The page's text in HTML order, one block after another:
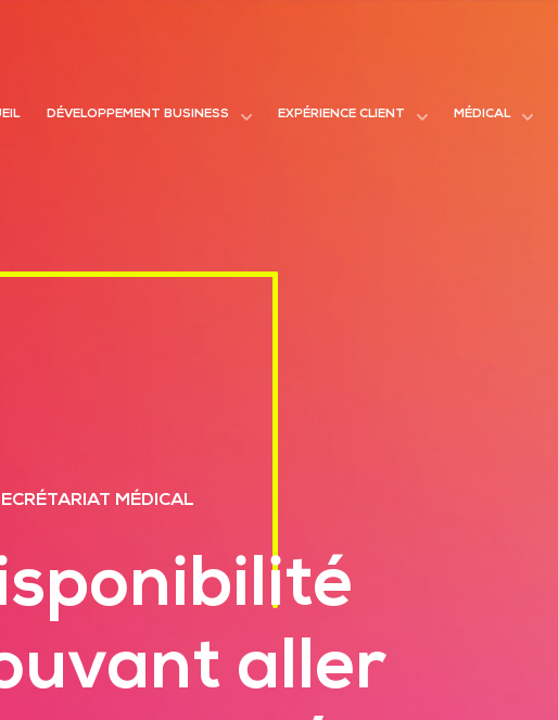
DÉVELOPPEMENT BUSINESS EXPÉRIENCE CLIENT MÉDICAL
MÉDICAL
aller